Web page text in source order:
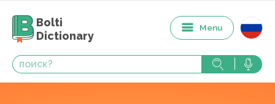
Bolti
Dictionary
Menu